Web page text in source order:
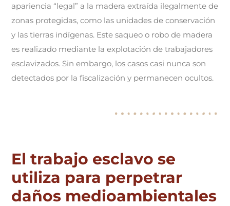
apariencia “legal” a la madera extraída ilegalmente de
zonas protegidas, como las unidades de conservación
y las tierras indígenas. Este saqueo o robo de madera
es realizado mediante la explotación de trabajadores
esclavizados. Sin embargo, los casos casi nunca son
detectados por la fiscalización y permanecen ocultos.
El trabajo esclavo se
utiliza para perpetrar
daños medioambientales